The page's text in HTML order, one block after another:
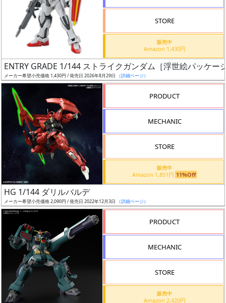
況
売
切
始
前
抽
選
中
在
近
STORE
販売中
Amazon 1,430円
ENTRY GRADE 1/144 ストライクガンダム［浮世絵パッケー
メーカー希望小売価格 1,430円 / 発売日 2026年8月29日 （詳細ページ）
PRODUCT
MECHANIC
STORE
販売中
Amazon 1,851円 11%Off
HG 1/144 ダリルバルデ
メーカー希望小売価格 2,090円 / 発売日 2022年12月3日 （詳細ページ）
PRODUCT
MECHANIC
STORE
販売中
Amazon 2,420円